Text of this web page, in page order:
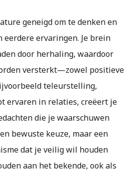
geneigd om te denken en
eerdere ervaringen. Je brein
door herhaling, waardoor
versterkt—zowel positieve
teleurstelling,
ervaren in relaties, creëert je
die je waarschuwen
bewuste keuze, maar een
dat je veilig wil houden
aan het bekende, ook als